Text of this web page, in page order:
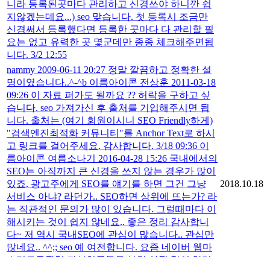
니라 등록된곳마다 관리하고 신경쓰야 하니깐 쉽
지않겠는데요...) seo 맞습니다. 첫 등록시 조금만
신경써서 등록했다면 등록한 곳마다 다 관리할 필
요는 없고 유력한 곳 몇군데만 종종 체크해주면됩
니다. 3/2 12:55
nammy 2009-06-11 20:27 정말 깔끔하고 정확한 설
명이였습니다..^-^b 이름아이콘 전상훈 2011-03-18
09:26 이 자료 퍼가도 될까요 ?? 허락을 구하고 싶
습니다. seo 가져가신 후 출처를 기입해주시면 됩
니다. 출처는 (여기 회원이시니 SEO Friendly하게)
"검색엔진최적화 커뮤니티"를 Anchor Text로 하시
고 링크를 걸어주세요. 감사합니다. 3/18 09:36 이
름아이콘 여름소나기 2016-04-28 15:26 국내에서의
SEO는 아직까지 큰 신경을 쓰지 않는 경우가 많이
있죠. 광고주에게 SEO를 얘기를 하면 그건 그냥
서비스 아냐? 라던가.. SEO하면 상위에 뜨는가? 라
는 직관적인 문의가 많이 있습니다. 그럴때마다 이
해시키는 것이 쉽지 않네요.. 좋은 정리 감사합니
다~ 저 역시 국내SEO에 관심이 많습니다.. 관심만
많네요.. ^^;; seo 예 여전합니다. 요즘 네이버 웹마
2018.10.18